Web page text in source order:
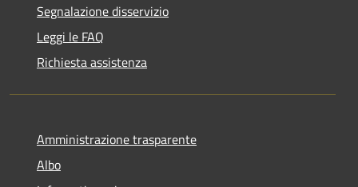
Segnalazione disservizio
Leggi le FAQ
Richiesta assistenza
Amministrazione trasparente
Albo